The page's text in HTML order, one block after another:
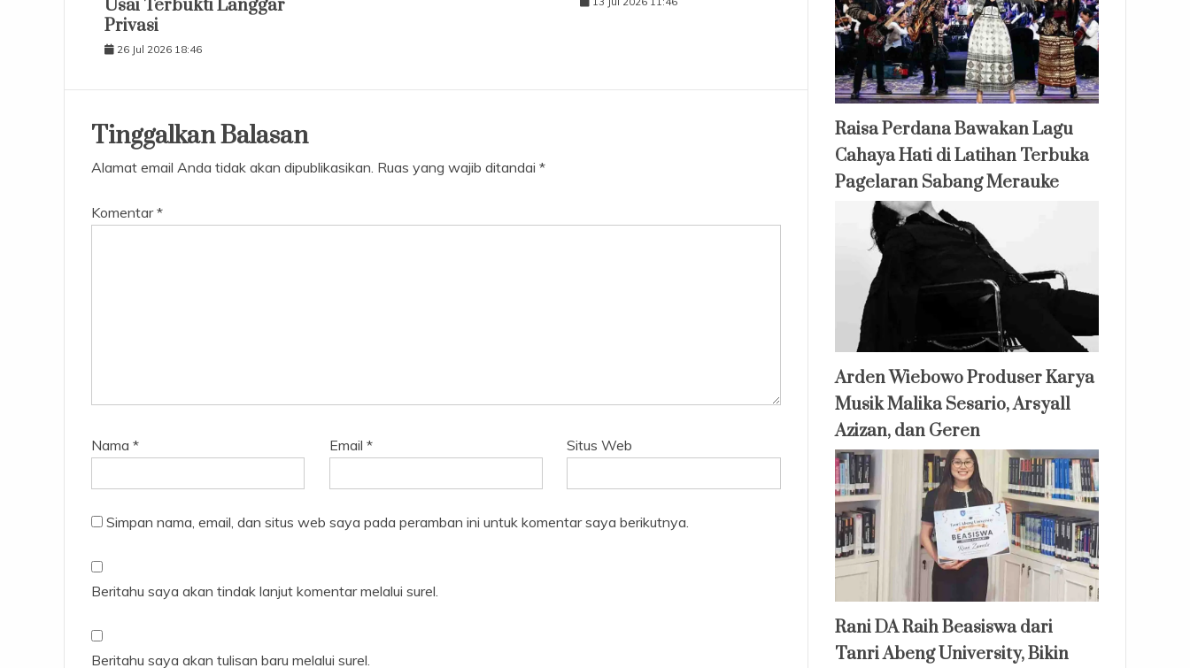
Usai Terbukti Langgar
Privasi
26 Jul 2026 18:46
Tinggalkan Balasan
Alamat email Anda tidak akan dipublikasikan. Ruas yang wajib ditandai *
Komentar*
Nama * Email * Situs Web
Simpan nama, email, dan situs web saya pada peramban ini untuk komentar saya berikutnya.
Beritahu saya akan tindak lanjut komentar melalui surel.
Beritahu saya akan tulisan baru melalui surel.
Raisa Perdana Bawakan Lagu
Cahaya Hati di Latihan Terbuka
Pagelaran Sabang Merauke
Arden Wiebowo Produser Karya
Musik Malika Sesario, Arsyall
Azizan, dan Geren
Rani DA Raih Beasiswa dari
Tanri Abeng University, Bikin